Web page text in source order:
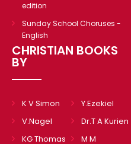
edition
Sunday School Choruses -
English
CHRISTIAN BOOKS
BY
K V Simon
Y.Ezekiel
V.Nagel
Dr.T A Kurien
KG Thomas
M M